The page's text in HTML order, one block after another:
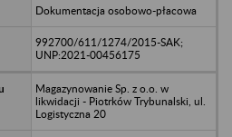
Dokumentacja osobowo-płacowa
992700/611/1274/2015-SAK;
UNP:2021-00456175
Magazynowanie Sp. z o.o. w
likwidacji - Piotrków Trybunalski, ul.
Logistyczna 20